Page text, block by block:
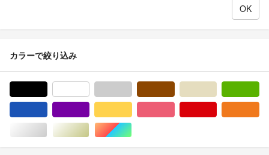
カラーで絞り込み
シルバー/銀色系ゴールド/金色系マルチカラー